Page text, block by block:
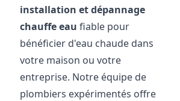
installation et dépannage
chauffe eau fiable pour
bénéficier d'eau chaude dans
votre maison ou votre
entreprise. Notre équipe de
plombiers expérimentés offre